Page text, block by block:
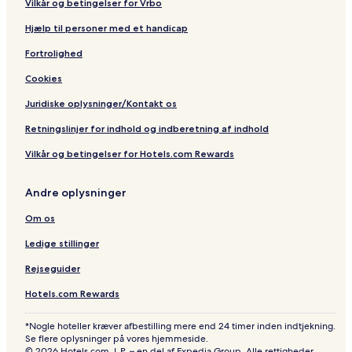
Vilkår og betingelser for Vrbo
Hjælp til personer med et handicap
Fortrolighed
Cookies
Juridiske oplysninger/Kontakt os
Retningslinjer for indhold og indberetning af indhold
Vilkår og betingelser for Hotels.com Rewards
Andre oplysninger
Om os
Ledige stillinger
Rejseguider
Hotels.com Rewards
*Nogle hoteller kræver afbestilling mere end 24 timer inden indtjekning.
Se flere oplysninger på vores hjemmeside.